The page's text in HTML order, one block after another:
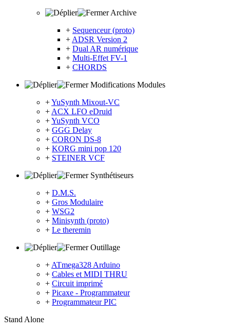
Archive
+ Sequenceur (proto)
+ ADSR Version 2
+ Dual AR numérique
+ Multi-Effet FV-1
+ CHORDS
Modifications Modules
+YuSynth Mixout-VC
+ ACX LFO eDruid
+YuSynth VCO
+ GGG Delay
+ CORON DS-8
+ KORG mini pop 120
+ STEINER VCF
Synthétiseurs
+ D.M.S.
+ Gros Modulaire
+ WSG2
+ Minisynth (proto)
+ Le theremin
Outillage
+ ATmega328 Arduino
+ Cables et MIDI THRU
+ Circuit imprimé
+ Picaxe - Programmateur
+ Programmateur PIC
Stand Alone